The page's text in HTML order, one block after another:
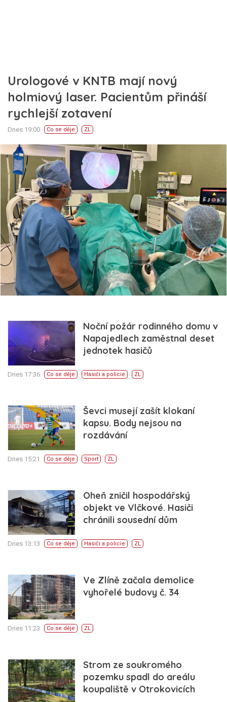
Urologové v KNTB mají nový
holmiový laser. Pacientům přináší
rychlejší zotavení
Dnes 19:00 Co se děje ZL
Noční požár rodinného domu v
Napajedlech zaměstnal deset
jednotek hasičů
Dnes 17:36 Co se děje Hasiči a policie ZL
Ševci musejí zašít klokaní
kapsu. Body nejsou na
rozdávání
Dnes 15:21 Co se děje Sport ZL
Oheň zničil hospodářský
objekt ve Vlčkové. Hasiči
chránili sousední dům
Dnes 13:13 Co se děje Hasiči a policie ZL
Ve Zlíně začala demolice
vyhořelé budovy č. 34
Dnes 11:23 Co se děje ZL
Strom ze soukromého
pozemku spadl do areálu
koupaliště v Otrokovicích